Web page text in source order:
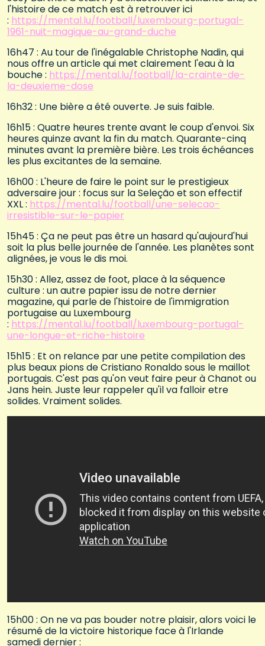
l'histoire de ce match est à retrouver ici
: https://mental.lu/football/luxembourg-portugal-
1961-nuit-magique-au-grand-duche
16h47 : Au tour de l'inégalable Christophe Nadin, qui
nous offre un article qui met clairement l'eau à la
bouche : https://mental.lu/football/la-crainte-de-
la-deuxieme-dose
16h32 : Une bière a été ouverte. Je suis faible.
16h15 : Quatre heures trente avant le coup d'envoi. Six
heures quinze avant la fin du match. Quarante-cinq
minutes avant la première bière. Les trois échéances
les plus excitantes de la semaine.
16h00 : L'heure de faire le point sur le prestigieux
adversaire jour : focus sur la Seleção et son effectif
XXL : https://mental.lu/football/une-selecao-
irresistible-sur-le-papier
15h45 : Ça ne peut pas être un hasard qu'aujourd'hui
soit la plus belle journée de l'année. Les planètes sont
alignées, je vous le dis moi.
15h30 : Allez, assez de foot, place à la séquence
culture : un autre papier issu de notre dernier
magazine, qui parle de l'histoire de l'immigration
portugaise au Luxembourg
: https://mental.lu/football/luxembourg-portugal-
une-longue-et-riche-histoire
15h15 : Et on relance par une petite compilation des
plus beaux pions de Cristiano Ronaldo sous le maillot
portugais. C'est pas qu'on veut faire peur à Chanot ou
Jans hein. Juste leur rappeler qu'il va falloir etre
solides. Vraiment solides.
15h00 : On ne va pas bouder notre plaisir, alors voici le
résumé de la victoire historique face à l'Irlande
samedi dernier :